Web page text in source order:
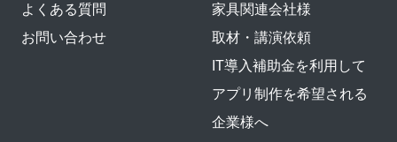
よくある質問
お問い合わせ
家具関連会社様
取材・講演依頼
IT導入補助金を利用して
アプリ制作を希望される
企業様へ